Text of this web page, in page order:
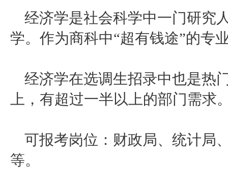
经济学是社会科学中一门研究
学。作为商科中“超有钱途”的专
经济学在选调生招录中也是热
上，有超过一半以上的部门需求
可报考岗位：财政局、统计局
等。